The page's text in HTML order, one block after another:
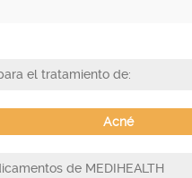
el tratamiento de:
Acné
de MEDIHEALTH